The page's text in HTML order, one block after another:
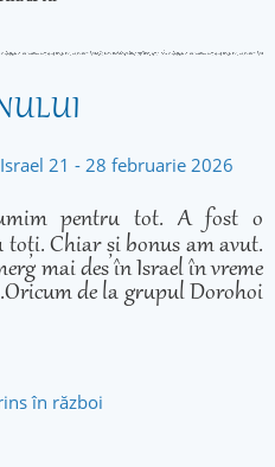
21 - 28 februarie 2026
pentru tot. A fost o
toți. Chiar și bonus am avut.
mai des în Israel în vreme
de la grupul Dorohoi
în război